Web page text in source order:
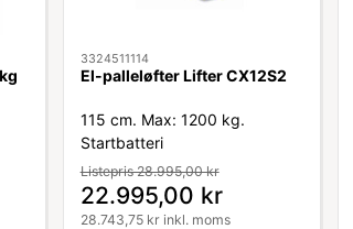
3324511114
El-palleløfter Lifter CX12S2
115 cm. Max: 1200 kg.
Startbatteri
Listepris 28.995,00 kr
22.995,00 kr
28.743,75 kr inkl. moms